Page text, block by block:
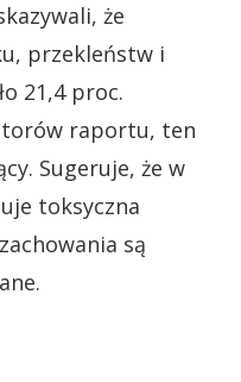
że
przekleństw i
21,4 proc.
raportu, ten
Sugeruje, że w
toksyczna
są